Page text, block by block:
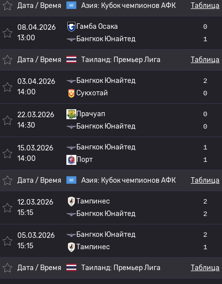
Дата / Время Азия: Кубок чемпионов АФК Таблица
08.04.2026
13:00
Гамба Осака
Бангкок Юнайтед
0
1
Дата / Время Таиланд: Премьер Лига Таблица
03.04.2026
14:00
Бангкок Юнайтед
Сукхотай
2
0
22.03.2026
14:30
Прачуап
Бангкок Юнайтед
0
0
15.03.2026
14:00
Бангкок Юнайтед
Порт
1
1
Дата / Время Азия: Кубок чемпионов АФК Таблица
12.03.2026
15:15
Тампинес
Бангкок Юнайтед
2
2
05.03.2026
15:15
Бангкок Юнайтед
Тампинес
2
1
Дата / Время Таиланд: Премьер Лига Таблица